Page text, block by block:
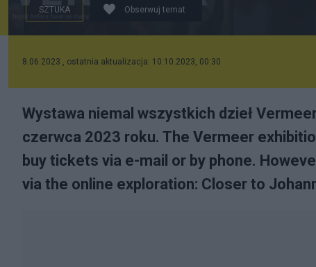
SZTUKA Obserwuj temat
8.06.2023 , ostatnia aktualizacja: 10.10.2023, 00:30
Wystawa niemal wszystkich dzieł
czerwca 2023 roku. The Vermeer
buy tickets via e-mail or by phone.
via the online exploration: Closer to